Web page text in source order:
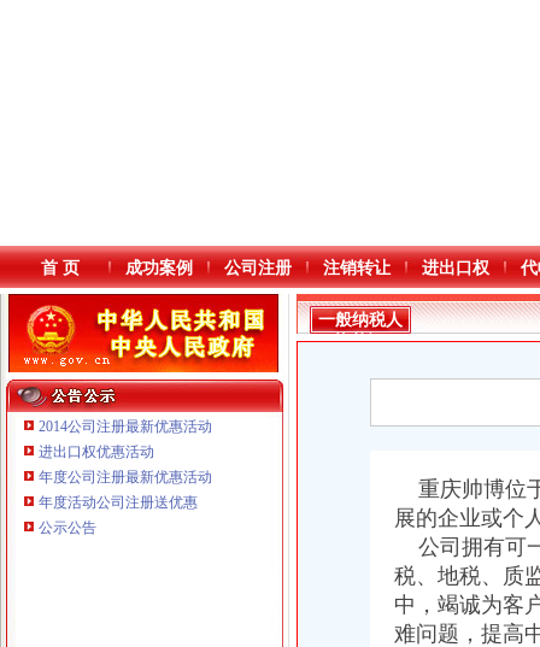
本站导航
首 页 成功案例 公司注册 注销转让 进出口权
2014公司注册最新优惠活动
进出口权优惠活动
年度公司注册最新优惠活动
年度活动公司注册送优惠
公示公告
重庆鸽牌电线电缆有限公司 渝北10010万 (进出口权)
重庆傲志众达投资咨询有限责任公司 渝九1000万 （增资）
一般纳税人
资格证
重庆帅博位
展的企业或个
公司拥有可
税、地税、质
中，竭诚为客
难问题，提高